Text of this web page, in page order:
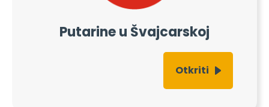
Putarine u Švajcarskoj
Otkriti